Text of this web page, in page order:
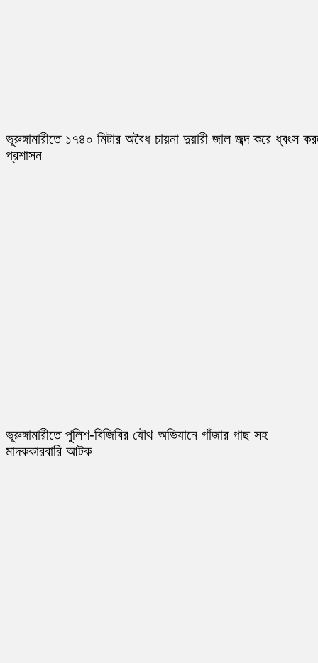
ভূরুঙ্গামারীতে ১৭৪০ মিটার অবৈধ চায়না দুয়ারী জাল জব্দ করে ধ্বংস
প্রশাসন
ভূরুঙ্গামারীতে পুলিশ-বিজিবির যৌথ অভিযানে গাঁজার গাছ সহ
মাদককারবারি আটক